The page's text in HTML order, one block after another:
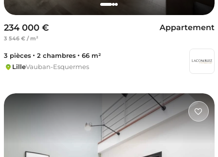
234 000 €
3 546 € / m²
Appartement
3 pièces 2 chambres
66 m²
LilleVauban-Esquermes